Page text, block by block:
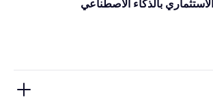
بالذكاء الاصطناعي